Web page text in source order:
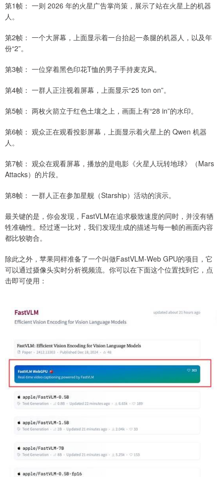
第1帧： 一则 2026 年的火星广告掌尚策，展示了站在火星上的机器
人。
第2帧： 一个大屏幕，上面显示着一台抬起一条腿的机器人，以及年
份“2”。
第3帧： 一位穿着黑色印花T恤的男子手持麦克风。
第4帧： 一群人正注视着屏幕，上面显示“25 ton on”。
第5帧： 两枚火箭立于红色土壤之上，画面上有“28 in”的水印。
第6帧： 观众正在观看投影屏幕，上面显示着火星上的 Qwen 机器
人。
第7帧： 观众在观看屏幕，播放的是电影《火星人玩转地球》（Mars
Attacks）的片段。
第8帧： 一群人正在参加星舰（Starship）活动的演示。
最关键的是，你会发现，FastVLM在追求极致速度的同时，并没有牺
牲准确性。经过逐一比对，我们发现生成的描述与每一帧的画面内容
都比较吻合。
除此之外，苹果同样准备了一个叫做FastVLM-Web GPU的项目，它
可以通过摄像头实时分析视频流。你可以在下面这个位置找到它，点
击即可使用：